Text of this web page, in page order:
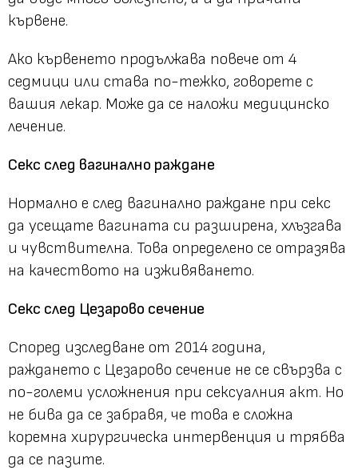
кървене.
Ако кървенето продължава повече от 4
седмици или става по-тежко, говорете с
вашия лекар. Може да се наложи медицинско
лечение.
Секс след вагинално раждане
Нормално е след вагинално раждане при секс
да усещате вагината си разширена, хлъзгава
и чувствителна. Това определено се отразява
на качеството на изживяването.
Секс след Цезарово сечение
Според изследване от 2014 година,
раждането с Цезарово сечение не се свързва с
по-големи усложнения при сексуалния акт. Но
не бива да се забравя, че това е сложна
коремна хирургическа интервенция и трябва
да се пазите.